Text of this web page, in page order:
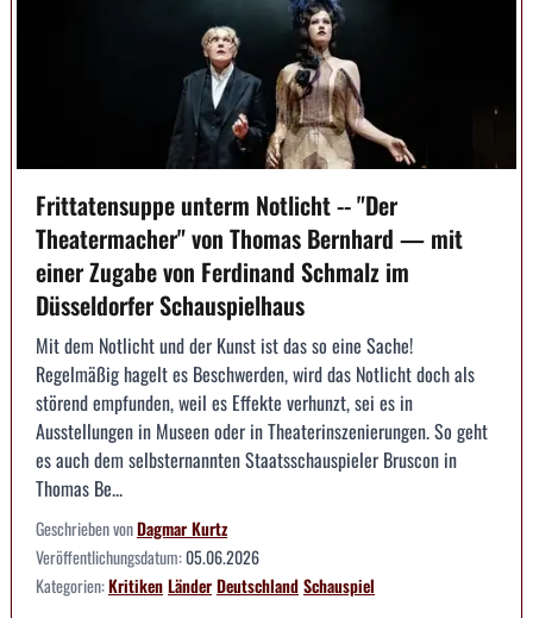
Frittatensuppe unterm Notlicht -- "Der
Theatermacher" von Thomas Bernhard — mit
einer Zugabe von Ferdinand Schmalz im
Düsseldorfer Schauspielhaus
Mit dem Notlicht und der Kunst ist das so eine Sache!
Regelmäßig hagelt es Beschwerden, wird das Notlicht doch als
störend empfunden, weil es Effekte verhunzt, sei es in
Ausstellungen in Museen oder in Theaterinszenierungen. So geht
es auch dem selbsternannten Staatsschauspieler Bruscon in
Thomas Be...
Geschrieben vonDagmar Kurtz
Veröffentlichungsdatum:05.06.2026
Kategorien:KritikenLänderDeutschlandSchauspiel